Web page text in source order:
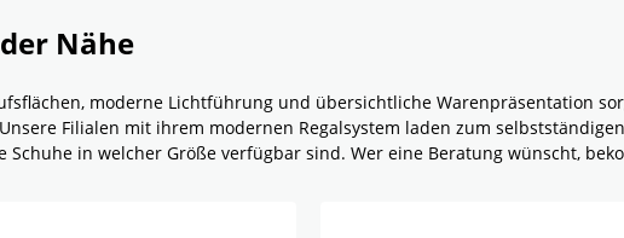
Nähe
moderne Lichtführung und übersichtliche Warenpräsentation
Filialen mit ihrem modernen Regalsystem laden zum
Schuhe in welcher Größe verfügbar sind. Wer eine Beratung wünscht,